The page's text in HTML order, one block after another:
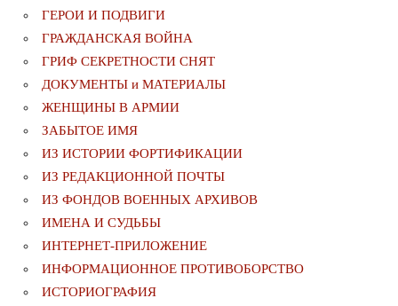
ГЕРОИ И ПОДВИГИ
ГРАЖДАНСКАЯ ВОЙНА
ГРИФ СЕКРЕТНОСТИ СНЯТ
ДОКУМЕНТЫ и МАТЕРИАЛЫ
ЖЕНЩИНЫ В АРМИИ
ЗАБЫТОЕ ИМЯ
ИЗ ИСТОРИИ ФОРТИФИКАЦИИ
ИЗ РЕДАКЦИОННОЙ ПОЧТЫ
ИЗ ФОНДОВ ВОЕННЫХ АРХИВОВ
ИМЕНА И СУДЬБЫ
ИНТЕРНЕТ-ПРИЛОЖЕНИЕ
ИНФОРМАЦИОННОЕ ПРОТИВОБОРСТВО
ИСТОРИОГРАФИЯ